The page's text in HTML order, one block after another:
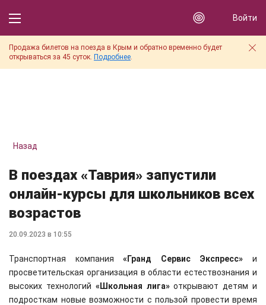
Войти
Продажа билетов на поезда в Крым и обратно временно будет
открываться за 45 суток. Подробнее.
Назад
В поездах «Таврия» запустили
онлайн-курсы для школьников всех
возрастов
20.09.2023 в 10:55
Транспортная компания«Гранд Сервис Экспресс» и
просветительская организация в области естествознания и
высоких технологий «Школьная лига»открывают детям и
подросткам новые возможности с пользой провести время